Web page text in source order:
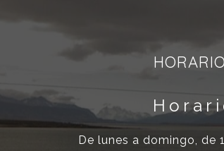
De lunes a domingo, de